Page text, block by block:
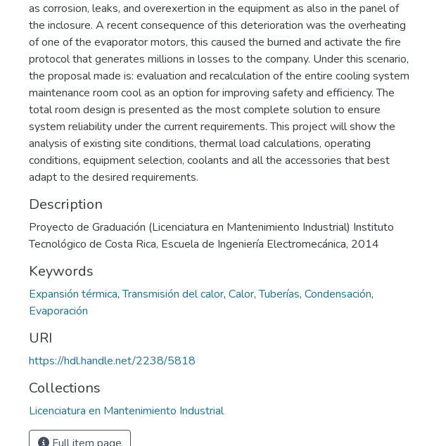
as corrosion, leaks, and overexertion in the equipment as also in the panel of
the inclosure. A recent consequence of this deterioration was the overheating
of one of the evaporator motors, this caused the burned and activate the fire
protocol that generates millions in losses to the company. Under this scenario,
the proposal made is: evaluation and recalculation of the entire cooling system
maintenance room cool as an option for improving safety and efficiency. The
total room design is presented as the most complete solution to ensure
system reliability under the current requirements. This project will show the
analysis of existing site conditions, thermal load calculations, operating
conditions, equipment selection, coolants and all the accessories that best
adapt to the desired requirements.
Description
Proyecto de Graduación (Licenciatura en Mantenimiento Industrial) Instituto
Tecnológico de Costa Rica, Escuela de Ingeniería Electromecánica, 2014
Keywords
Expansión térmica,Transmisión del calor, Calor,Tuberías, Condensación,
Evaporación
URI
https://hdl.handle.net/2238/5818
Collections
Licenciatura en Mantenimiento Industrial